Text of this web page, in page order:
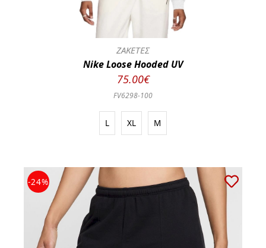
ΖΑΚΕΤΕΣ
Nike Loose Hooded UV
75.00€
FV6298-100
L XL M
-24%